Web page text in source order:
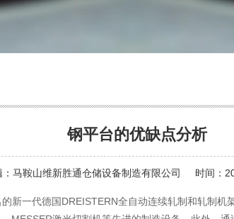
钢平台的优缺点分析
马鞍山维新胜通仓储设备制造有限公司 时间：
新一代德国DREISTERN全自动连续轧制和轧制